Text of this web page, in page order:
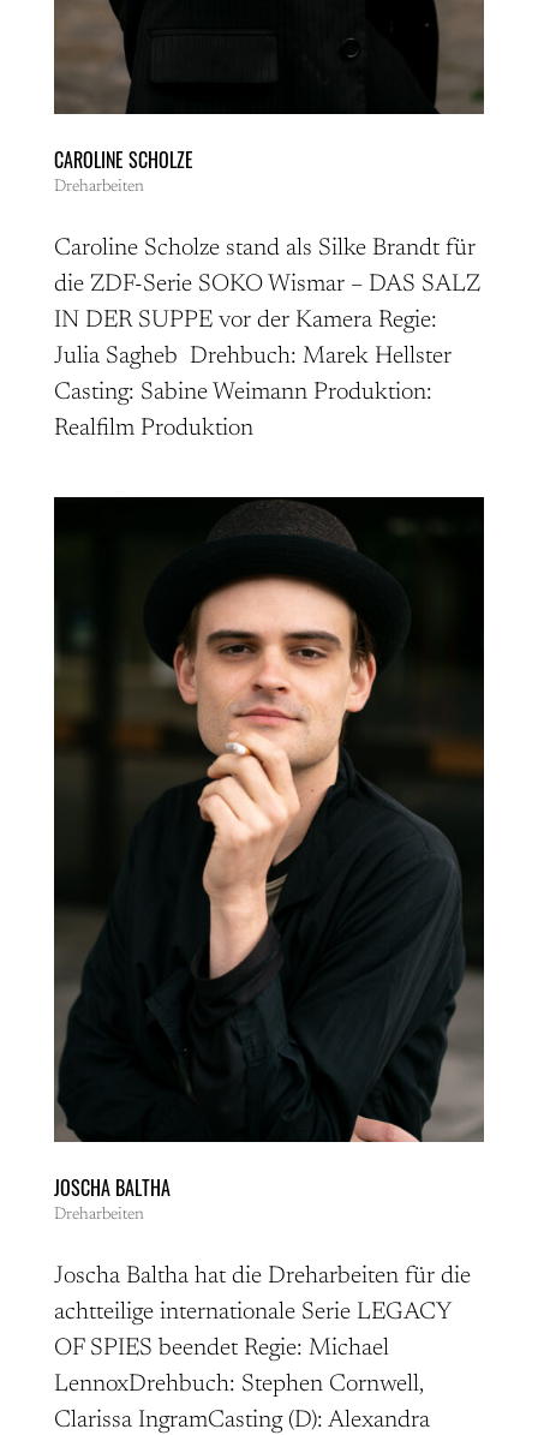
CAROLINE SCHOLZE
Dreharbeiten
Caroline Scholze stand als Silke Brandt für
die ZDF-Serie SOKO Wismar – DAS SALZ
IN DER SUPPE vor der Kamera Regie:
Julia Sagheb Drehbuch: Marek Hellster
Casting: Sabine Weimann Produktion:
Realfilm Produktion
JOSCHA BALTHA
Dreharbeiten
Joscha Baltha hat die Dreharbeiten für die
achtteilige internationale Serie LEGACY
OF SPIES beendet Regie: Michael
LennoxDrehbuch: Stephen Cornwell,
Clarissa IngramCasting (D): Alexandra